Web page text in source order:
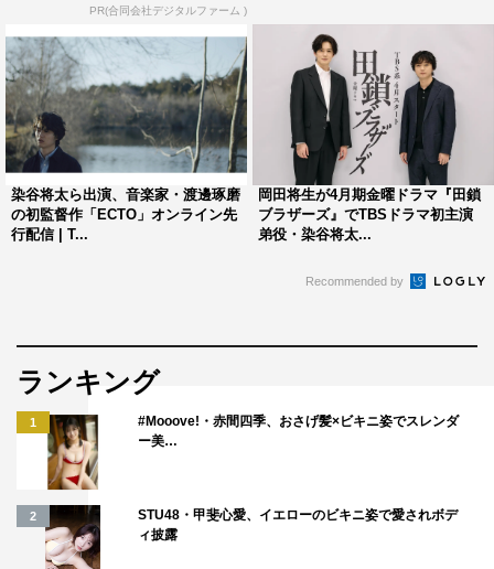
げて「味噌汁の味は家庭によって違いがある。それについ
て子供たちが子供なりにせめぎ合うシーンが本当にいじら
しくて愛らしい。常盤監督の原風景が宿っているのかも」
と分析。染谷の子供時代を演じた子役については「染谷君
とも似ているし、監督にも似ている」と絶賛した。
窪塚の少年時代を演じた楽駆、戸田の少女時代を演じた
森七菜ほか、子役たちの演技について染谷は「鳥肌が立つ
くらい最高でした」とうなり、戸田も「子供から大人に変
化する姿に違和感がない。こんな奇跡があるんだと。見事
永瀬は、劇中で振る舞われる食卓のメニューに「全部が
おいしい。なぜロケ弁が用意されていたのか…。撮影で振
る舞われた食事をみんなで食べたほうがいいのではないか
と思うくらいにおいしい食事でした」と舞台裏を明かし
た。
映画の内容にちなんで「家族の思い出の味」を聞かれた
染谷は「子供の頃に母親が唐揚げを揚げようとしたら油が
PR(合同会社デジタルファーム )
染谷将太ら出演、音楽家・渡邊琢磨
の初監督作「ECTO」オンライン先
行配信 | T...
岡田将生が4月期金曜ドラマ『田鎖
ブラザーズ』でTBSドラマ初主演
弟役・染谷将太...
Recommended by
ランキング
1
#Mooove!・赤間四季、おさげ髪×ビキニ姿でスレンダ
ー美…
2
STU48・甲斐心愛、イエローのビキニ姿で愛されボデ
ィ披露